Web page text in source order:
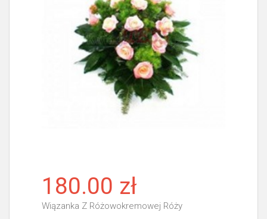
180.00 zł
Wiązanka Z Różowokremowej Róży